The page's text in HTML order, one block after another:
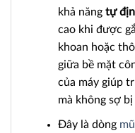
khả năng tự
cao khi được
khoan hoặc
giữa bề mặt
của máy giúp
mà không sợ
Đây là dòng